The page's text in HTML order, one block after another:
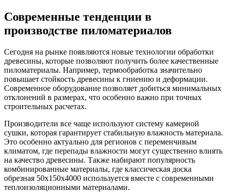
Современные тенденции в
производстве пиломатериалов
Сегодня на рынке появляются новые технологии обработки
древесины, которые позволяют получить более качественные
пиломатериалы. Например, термообработка значительно
повышает стойкость древесины к гниению и деформации.
Современное оборудование позволяет добиться минимальных
отклонений в размерах, что особенно важно при точных
строительных расчетах.
Производители все чаще используют систему камерной
сушки, которая гарантирует стабильную влажность материала.
Это особенно актуально для регионов с переменчивым
климатом, где перепады влажности могут существенно влиять
на качество древесины. Также набирают популярность
комбинированные материалы, где классическая доска
обрезная 50х150х4000 используется вместе с современными
теплоизоляционными материалами.